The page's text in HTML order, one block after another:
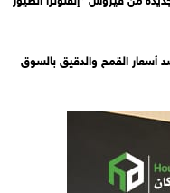
أسعار القمح والدقيق بالسوق